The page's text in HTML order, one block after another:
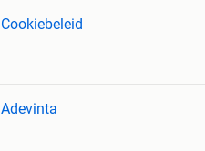
Cookiebeleid
Adevinta